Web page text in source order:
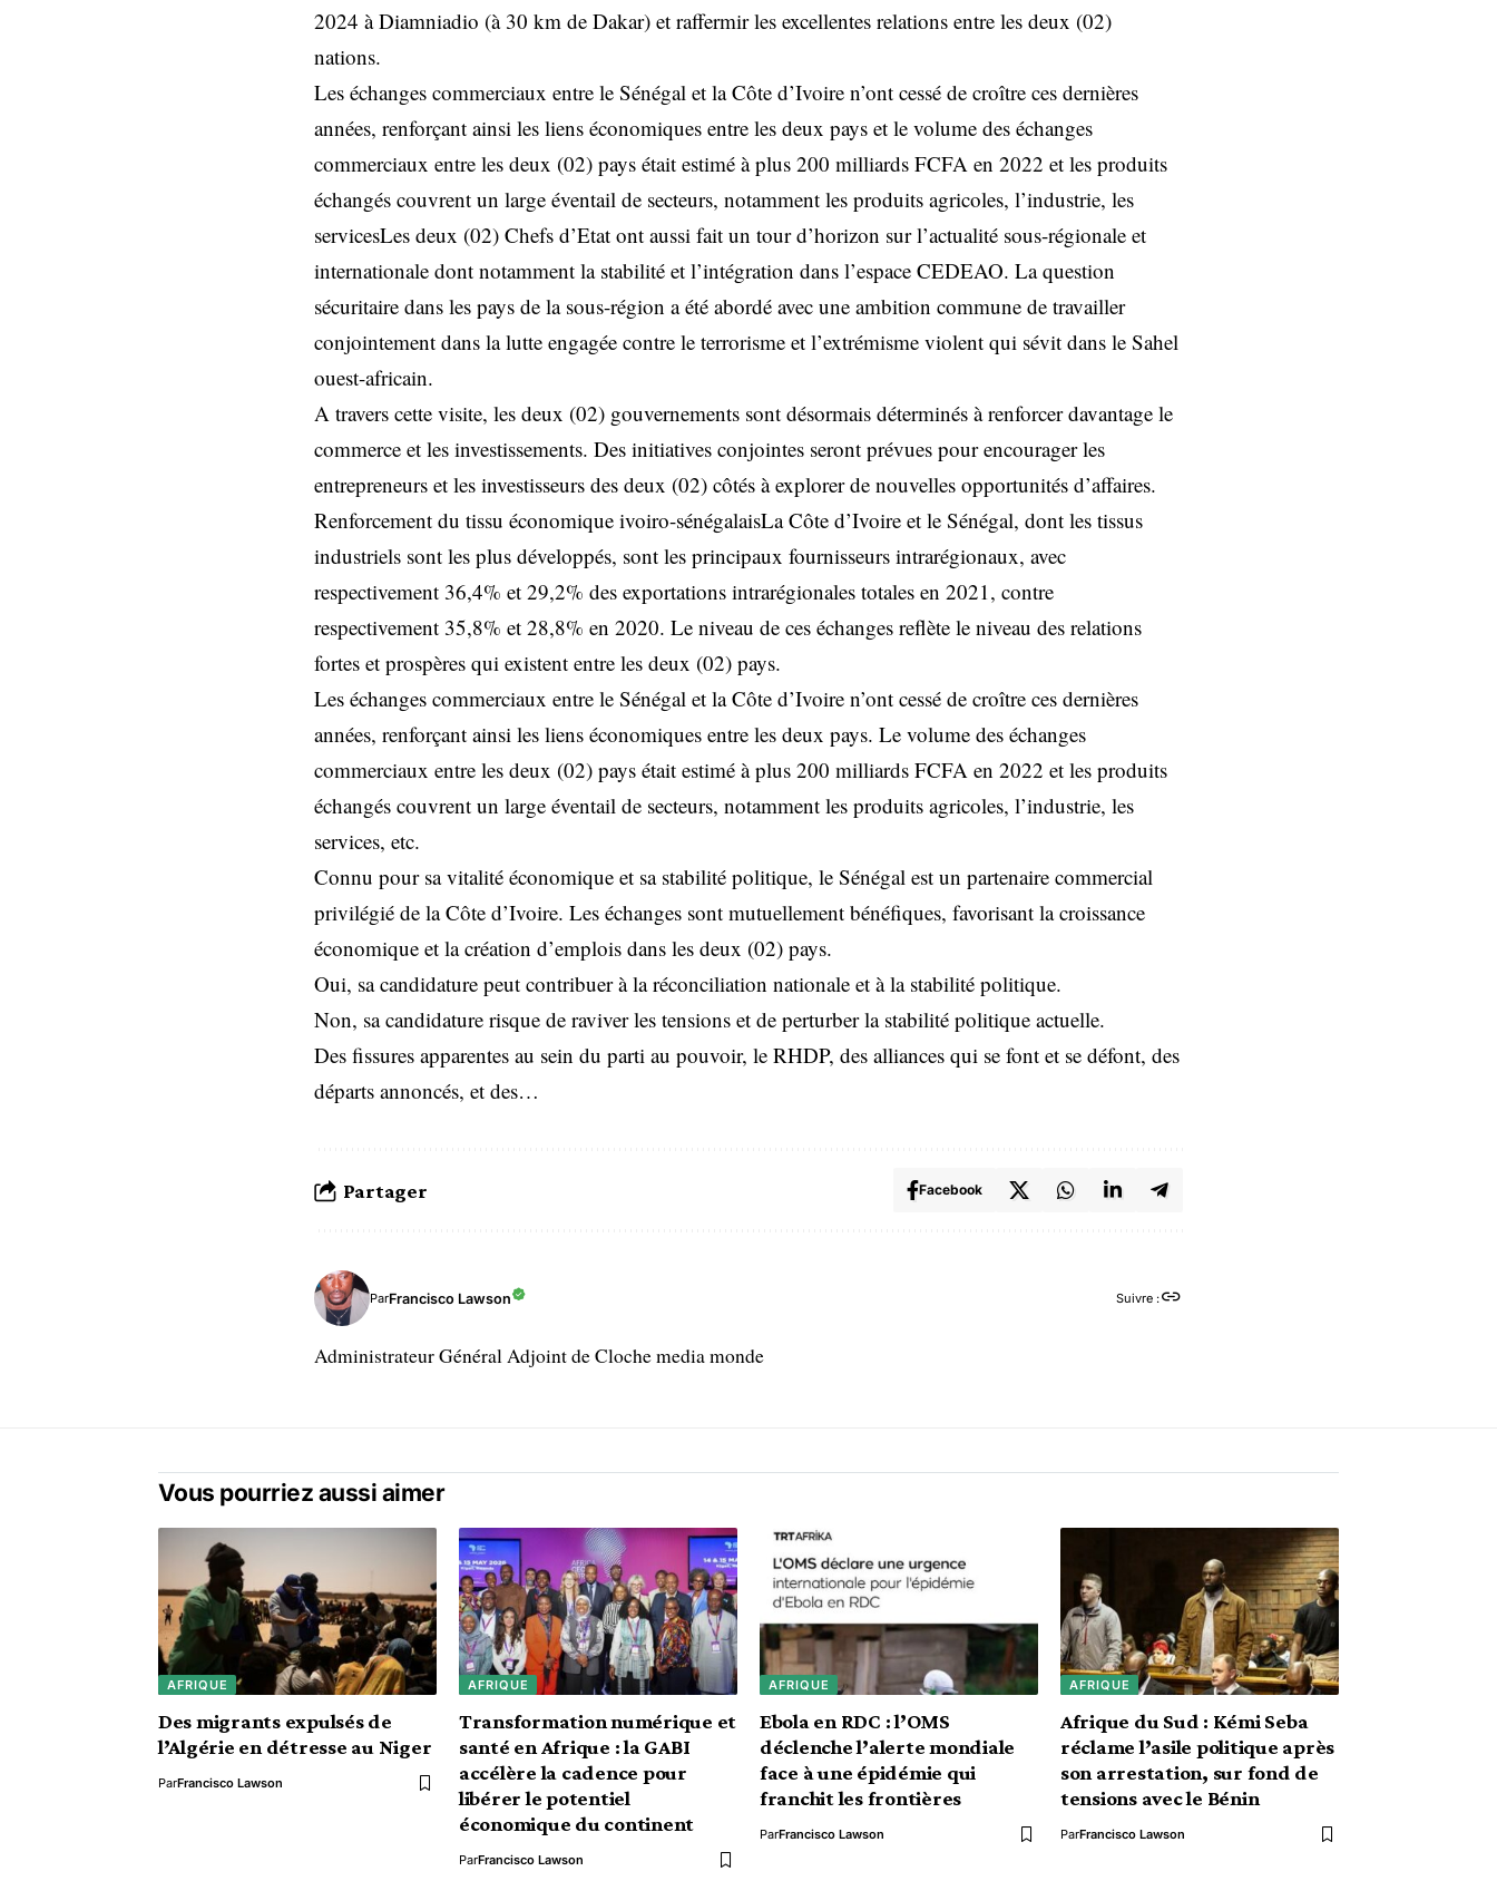
2024 à Diamniadio (à 30 km de Dakar) et raffermir les excellentes relations entre les deux (02)
nations.
Les échanges commerciaux entre le Sénégal et la Côte d’Ivoire n’ont cessé de croître ces dernières
années, renforçant ainsi les liens économiques entre les deux pays et le volume des échanges
commerciaux entre les deux (02) pays était estimé à plus 200 milliards FCFA en 2022 et les produits
échangés couvrent un large éventail de secteurs, notamment les produits agricoles, l’industrie, les
servicesLes deux (02) Chefs d’Etat ont aussi fait un tour d’horizon sur l’actualité sous-régionale et
internationale dont notamment la stabilité et l’intégration dans l’espace CEDEAO. La question
sécuritaire dans les pays de la sous-région a été abordé avec une ambition commune de travailler
conjointement dans la lutte engagée contre le terrorisme et l’extrémisme violent qui sévit dans le Sahel
ouest-africain.
A travers cette visite, les deux (02) gouvernements sont désormais déterminés à renforcer davantage le
commerce et les investissements. Des initiatives conjointes seront prévues pour encourager les
entrepreneurs et les investisseurs des deux (02) côtés à explorer de nouvelles opportunités d’affaires.
Renforcement du tissu économique ivoiro-sénégalaisLa Côte d’Ivoire et le Sénégal, dont les tissus
industriels sont les plus développés, sont les principaux fournisseurs intrarégionaux, avec
respectivement 36,4% et 29,2% des exportations intrarégionales totales en 2021, contre
respectivement 35,8% et 28,8% en 2020. Le niveau de ces échanges reflète le niveau des relations
fortes et prospères qui existent entre les deux (02) pays.
Les échanges commerciaux entre le Sénégal et la Côte d’Ivoire n’ont cessé de croître ces dernières
années, renforçant ainsi les liens économiques entre les deux pays. Le volume des échanges
commerciaux entre les deux (02) pays était estimé à plus 200 milliards FCFA en 2022 et les produits
échangés couvrent un large éventail de secteurs, notamment les produits agricoles, l’industrie, les
services, etc.
Connu pour sa vitalité économique et sa stabilité politique, le Sénégal est un partenaire commercial
privilégié de la Côte d’Ivoire. Les échanges sont mutuellement bénéfiques, favorisant la croissance
économique et la création d’emplois dans les deux (02) pays.
Oui, sa candidature peut contribuer à la réconciliation nationale et à la stabilité politique.
Non, sa candidature risque de raviver les tensions et de perturber la stabilité politique actuelle.
Des fissures apparentes au sein du parti au pouvoir, le RHDP, des alliances qui se font et se défont, des
départs annoncés, et des…
Partager Facebook
ParFrancisco Lawson Suivre :
Administrateur Général Adjoint de Cloche media monde
Vous pourriez aussi aimer
AFRIQUE
Des migrants expulsés de
l’Algérie en détresse au Niger
ParFrancisco Lawson
AFRIQUE
Transformation numérique et
santé en Afrique : la GABI
accélère la cadence pour
libérer le potentiel
économique du continent
ParFrancisco Lawson
AFRIQUE
Ebola en RDC : l’OMS
déclenche l’alerte mondiale
face à une épidémie qui
franchit les frontières
ParFrancisco Lawson
AFRIQUE
Afrique du Sud : Kémi Seba
réclame l’asile politique après
son arrestation, sur fond de
tensions avec le Bénin
ParFrancisco Lawson